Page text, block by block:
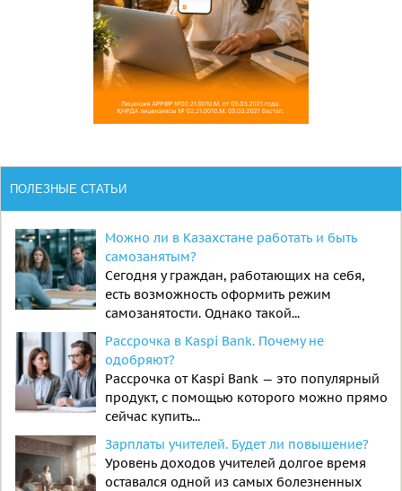
ПОЛЕЗНЫЕ СТАТЬИ
Можно ли в Казахстане работать и быть
самозанятым?
Сегодня у граждан, работающих на себя,
есть возможность оформить режим
самозанятости. Однако такой...
Рассрочка в Kaspi Bank. Почему не
одобряют?
Рассрочка от Kaspi Bank — это популярный
продукт, с помощью которого можно прямо
сейчас купить...
Зарплаты учителей. Будет ли повышение?
Уровень доходов учителей долгое время
оставался одной из самых болезненных